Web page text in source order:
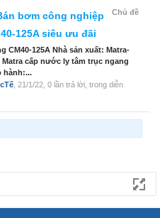
Chủ đề
bơm công nghiệp
125A siêu ưu đãi
CM40-125A Nhà sản xuất: Matra-
cấp nước ly tâm trục ngang
hành:...
21/1/22 , 0 lần trả lời, trong diễn